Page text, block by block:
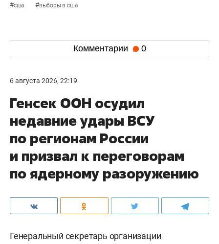
#сша #выборы в сша
Комментарии 0
6 августа 2026, 22:19
Генсек ООН осудил
недавние удары ВСУ
по регионам России
и призвал к переговорам
по ядерному разоружению
Генеральный секретарь организации